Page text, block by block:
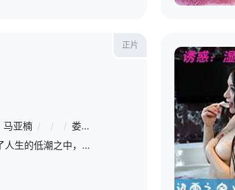
正片
马亚楠 / / / 娄佳悦
胡一建（王一 饰）陷入了人生的低潮之中，不仅情场失意，在职场上也输得一败涂地。郁闷之中，他灵光一现和好友庞光（张政 饰）联起手来建立了“私人订做”公司，为客户提供全方位的私人定制服务以满足客户各种各